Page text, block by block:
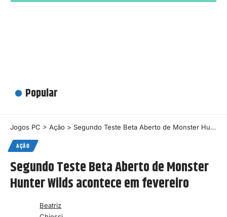
Popular
Jogos PC > Ação > Segundo Teste Beta Aberto de Monster Hunter Wilds acontece em fevereiro
AÇÃO
Segundo Teste Beta Aberto de Monster
Hunter Wilds acontece em fevereiro
Beatriz